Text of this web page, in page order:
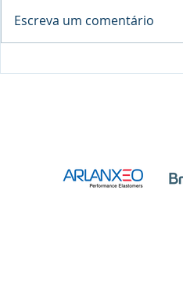
Escreva um comentário